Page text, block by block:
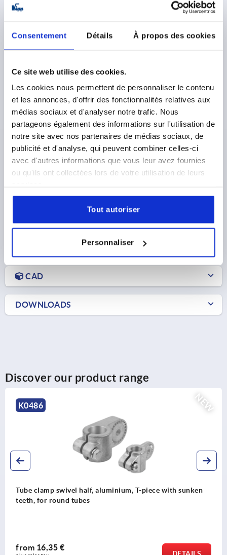
Consentement Détails À propos des cookies
Ce site web utilise des cookies.
Les cookies nous permettent de personnaliser le contenu
et les annonces, d'offrir des fonctionnalités relatives aux
médias sociaux et d'analyser notre trafic. Nous
partageons également des informations sur l'utilisation de
notre site avec nos partenaires de médias sociaux, de
publicité et d'analyse, qui peuvent combiner celles-ci
avec d'autres informations que vous leur avez fournies
ou qu'ils ont collectées lors de votre utilisation de leurs
Tout autoriser
Personnaliser
TUBE CLAMP 3-WAY FLAT, FOR RND. TUBES, FORM:B,
STAINLESS STEEL, A=40,17, B=40,17
INTERNAL DIAMETER=40,17
INTERNAL DIAMETER=40,17
FORM=B C=60
D=50,4
E=50
F=63 K=112 L=124,9 M=87 P=52
R=102,5
S=M10X35
DETAILS
PRODUCT DETAILS
CAD
DOWNLOADS
Discover our product range
half, aluminium, T-piece with sunken
tubes
K0488
Tube